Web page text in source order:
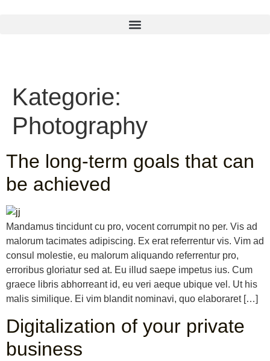
Kategorie:
Photography
The long-term goals that can
be achieved
Mandamus tincidunt cu pro, vocent corrumpit no per. Vis ad
malorum tacimates adipiscing. Ex erat referrentur vis. Vim ad
consul molestie, eu malorum aliquando referrentur pro,
erroribus gloriatur sed at. Eu illud saepe impetus ius. Cum
graece libris abhorreant id, eu veri aeque ubique vel. Ut his
malis similique. Ei vim blandit nominavi, quo elaboraret […]
Digitalization of your private
business